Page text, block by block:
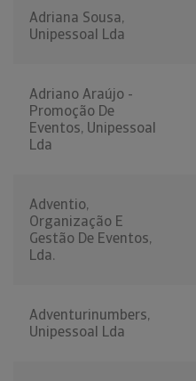
Adriana Sousa,
Unipessoal Lda
Adriano Araújo -
Promoção De
Eventos, Unipessoal
Lda
Adventio,
Organização E
Gestão De Eventos,
Lda.
Adventurinumbers,
Unipessoal Lda